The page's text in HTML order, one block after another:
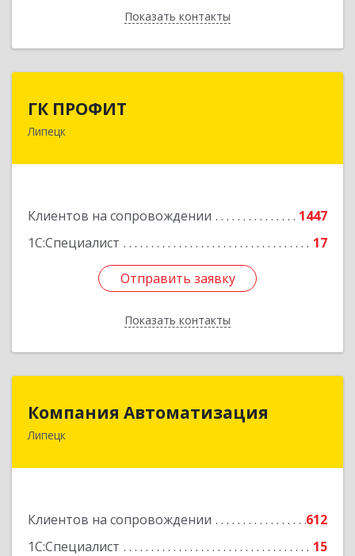
Показать контакты
Назад
ГК ПРОФИТ
Липецк
Клиентов на сопровождении
1447
1С:Специалист
17
Отправить заявку
Показать контакты
398001, Липецкая обл, Липецк г, Советская ул,
Отправить заявку
Назад
Компания Автоматизация
Липецк
Клиентов на сопровождении
612
1С:Специалист
15
398001, Липецкая обл, Липецк г, Победы пл,